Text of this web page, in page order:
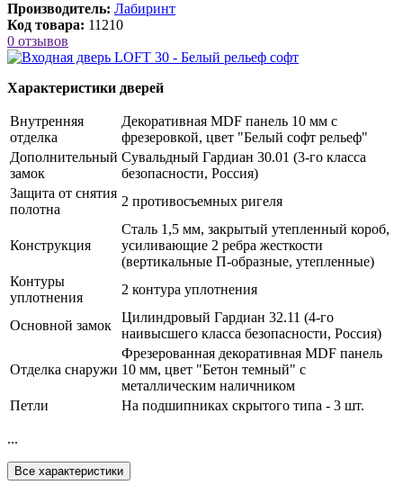
Производитель: Лабиринт
Код товара: 11210
0 отзывов
Характеристики дверей
Внутренняя
отделка
Декоративная MDF панель 10 мм с
фрезеровкой, цвет "Белый софт рельеф"
Дополнительный
замок
Сувальдный Гардиан 30.01 (3-го класса
безопасности, Россия)
Защита от снятия
полотна
2 противосъемных ригеля
Конструкция
Сталь 1,5 мм, закрытый утепленный короб,
усиливающие 2 ребра жесткости
(вертикальные П-образные, утепленные)
Контуры
уплотнения
2 контура уплотнения
Основной замок
Цилиндровый Гардиан 32.11 (4-го
наивысшего класса безопасности, Россия)
Отделка снаружи
Фрезерованная декоративная MDF панель
10 мм, цвет "Бетон темный" с
металлическим наличником
Петли
На подшипниках скрытого типа - 3 шт.
...
Все характеристики